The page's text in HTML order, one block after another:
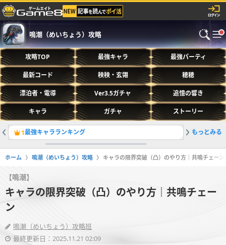
鳴潮（めいちょう）攻略
攻略TOP 最強キャラ 最強パーティ
最新コード 秧秧・玄翎 穂穂
漂泊者・電導 Ver3.5ガチャ 追憶の響き
キャラ ガチャ ストーリー
1最強キャラランキング 2
もっとみる
ホーム 鳴潮（めいちょう）攻略 キャラの限界突破（凸）のやり方｜共鳴チェーン
【鳴潮】
キャラの限界突破（凸）のやり方｜共鳴チェー
ン
鳴潮（めいちょう）攻略班
最終更新日：2025.11.21 02:09